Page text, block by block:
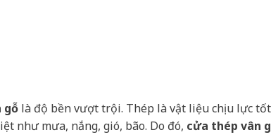
gỗ là độ bền vượt trội. Thép là vật liệu chịu lực
như mưa, nắng, gió, bão. Do đó, cửa thép vân